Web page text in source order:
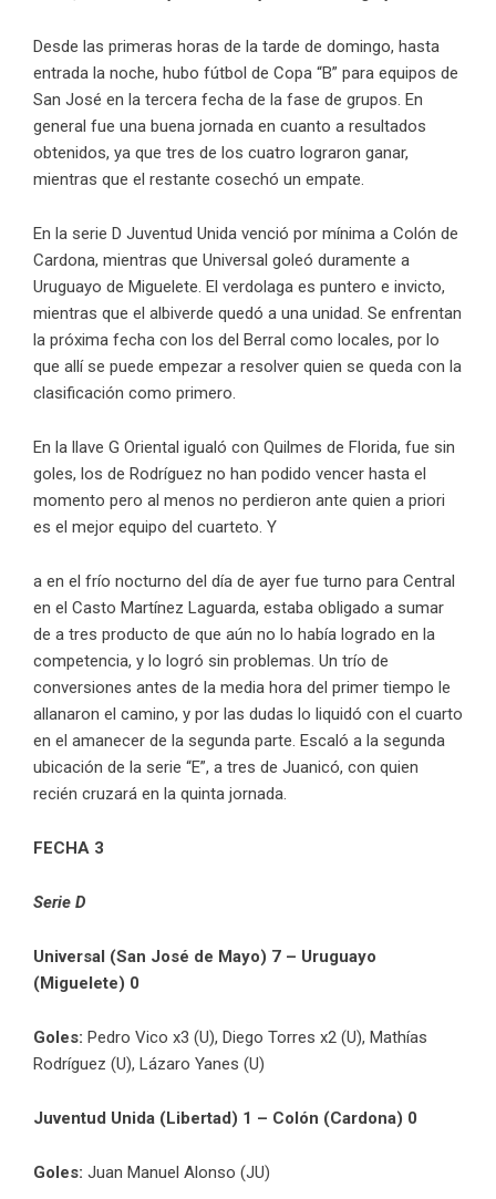
Desde las primeras horas de la tarde de domingo, hasta
entrada la noche, hubo fútbol de Copa “B” para equipos de
San José en la tercera fecha de la fase de grupos. En
general fue una buena jornada en cuanto a resultados
obtenidos, ya que tres de los cuatro lograron ganar,
mientras que el restante cosechó un empate.
En la serie D Juventud Unida venció por mínima a Colón de
Cardona, mientras que Universal goleó duramente a
Uruguayo de Miguelete. El verdolaga es puntero e invicto,
mientras que el albiverde quedó a una unidad. Se enfrentan
la próxima fecha con los del Berral como locales, por lo
que allí se puede empezar a resolver quien se queda con la
clasificación como primero.
En la llave G Oriental igualó con Quilmes de Florida, fue sin
goles, los de Rodríguez no han podido vencer hasta el
momento pero al menos no perdieron ante quien a priori
es el mejor equipo del cuarteto. Y
a en el frío nocturno del día de ayer fue turno para Central
en el Casto Martínez Laguarda, estaba obligado a sumar
de a tres producto de que aún no lo había logrado en la
competencia, y lo logró sin problemas. Un trío de
conversiones antes de la media hora del primer tiempo le
allanaron el camino, y por las dudas lo liquidó con el cuarto
en el amanecer de la segunda parte. Escaló a la segunda
ubicación de la serie “E”, a tres de Juanicó, con quien
recién cruzará en la quinta jornada.
FECHA 3
Serie D
Universal (San José de Mayo) 7 – Uruguayo
(Miguelete) 0
Goles: Pedro Vico x3 (U), Diego Torres x2 (U), Mathías
Rodríguez (U), Lázaro Yanes (U)
Juventud Unida (Libertad) 1 – Colón (Cardona) 0
Goles: Juan Manuel Alonso (JU)